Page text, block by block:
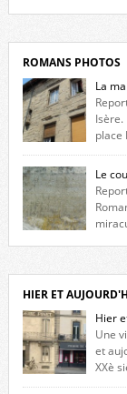
ROMANS PHOTOS
La
Isère.
place
maison construite
fenêtres jumelles à
niche qui contient
Le
l’histoire de la
retour sur l’histoire
HIER ET
Hier
Une
et
XXè
exactement dans le